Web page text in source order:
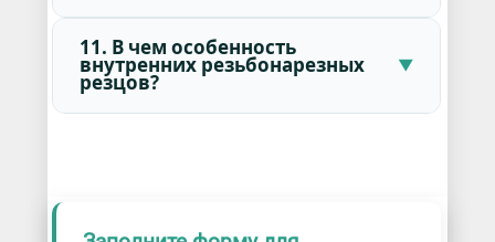
11. В чем особенность
внутренних резьбонарезных
резцов?